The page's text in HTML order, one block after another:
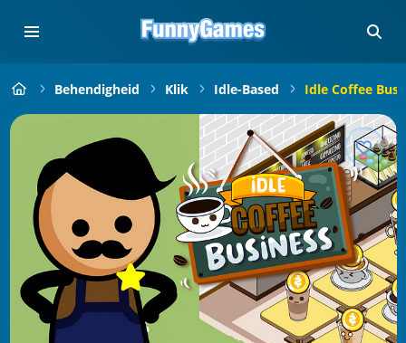
Behendigheid Klik Idle-Based Idle Coffee